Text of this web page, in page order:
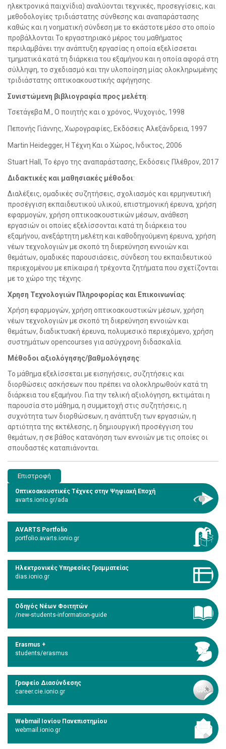
ηλεκτρονικά παιχνίδια) αναλύονται τεχνικές, προσεγγίσεις, και
μεθοδολογίες τριδιάστατης σύνθεσης και αναπαράστασης
καθώς και η νοηματική σύνδεση με το εκάστοτε μέσο στο οποίο
προβάλλονται Το εργαστηριακό μέρος του μαθήματος
περιλαμβάνει την ανάπτυξη εργασίας η οποία εξελίσσεται
τμηματικά κατά τη διάρκεια του εξαμήνου και η οποία αφορά στη
σύλληψη, το σχεδιασμό και την υλοποίηση μίας ολοκληρωμένης
τριδιάστατης οπτικοακουστικής αφήγησης.
Συνιστώμενη βιβλιογραφία προς μελέτη:
Τσετάγεβα Μ., Ο ποιητής και ο χρόνος, Ψυχογιός, 1998
Πεπονής Γιάννης, Χωρογραφίες, Εκδόσεις Αλεξάνδρεια, 1997
Martin Heidegger, H Τέχνη Και ο Χώρος, Ινδικτος, 2006
Stuart Hall, Το έργο της αναπαράστασης, Εκδόσεις Πλέθρον, 2017
Διδακτικές και μαθησιακές μέθοδοι:
Διαλέξεις, ομαδικές συζητήσεις, σχολιασμός και ερμηνευτική
προσέγγιση εκπαιδευτικού υλικού, επιστημονική έρευνα, χρήση
εφαρμογών, χρήση οπτικοακουστικών μέσων, ανάθεση
εργασιών οι οποίες εξελίσσονται κατά τη διάρκεια του
εξαμήνου, ανεξάρτητη μελέτη και καθοδηγούμενη έρευνα, χρήση
νέων τεχνολογιών με σκοπό τη διερεύνηση εννοιών και
θεμάτων, ομαδικές παρουσιάσεις, σύνδεση του εκπαιδευτικού
περιεχομένου με επίκαιρα ή τρέχοντα ζητήματα που σχετίζονται
με το χώρο της τέχνης.
Χρηση Τεχνολογιών Πληροφορίας και Επικοινωνίας:
Χρήση εφαρμογών, χρήση οπτικοακουστικών μέσων, χρήση
νέων τεχνολογιών με σκοπό τη διερεύνηση εννοιών και
θεμάτων, διαδικτυακή έρευνα, πολυμεσικό περιεχόμενο, χρήση
συστημάτων opencourses για ασύγχρονη διδασκαλία.
Μέθοδοι αξιολόγησης/βαθμολόγησης:
Το μάθημα εξελίσσεται με εισηγήσεις, συζητήσεις και
διορθώσεις ασκήσεων που πρέπει να ολοκληρωθούν κατά τη
διάρκεια του εξαμήνου. Για την τελική αξιολόγηση, εκτιμάται η
παρουσία στο μάθημα, η συμμετοχή στις συζητήσεις, η
συχνότητα των διορθώσεων, η ανάπτυξη των εργασιών, η
αρτιότητα της εκτέλεσης, η δημιουργική προσέγγιση του
θεμάτων, η σε βάθος κατανόηση των εννοιών με τις οποίες οι
σπουδαστές καταπιάνονται.
Επιστροφή
Οπτικοακουστικές Τέχνες στην Ψηφιακή Εποχή
avarts.ionio.gr/ada
AVARTS Portfolio
portfolio.avarts.ionio.gr
Ηλεκτρονικές Υπηρεσίες Γραμματείας
dias.ionio.gr
Οδηγός Νέων Φοιτητών
/new-students-information-guide
Erasmus +
students/erasmus
Γραφείο Διασύνδεσης
career.cie.ionio.gr
Webmail Ιονίου Πανεπιστημίου
webmail.ionio.gr